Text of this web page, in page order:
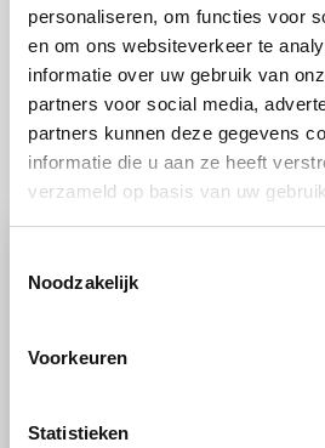
personaliseren, om functies voor
en om ons websiteverkeer te
informatie over uw gebruik van
partners voor social media,
partners kunnen deze gegevens
informatie die u aan ze heeft
verzameld op basis van uw
Noodzakelijk
Voorkeuren
Statistieken
Ook lekker